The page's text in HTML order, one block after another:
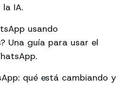
IA.
usando
Una guía para usar el
qué está cambiando y